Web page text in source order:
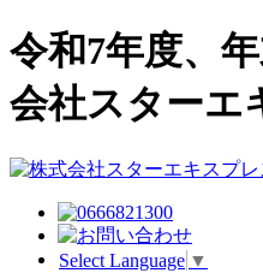
令和7年度、
会社スターエ
Select Language ▼